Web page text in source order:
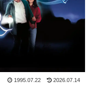
1995.07.22 2026.07.14